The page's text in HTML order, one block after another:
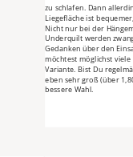
zu schlafen. Dann
Liegefläche ist
Nicht nur bei der
Underquilt werden
Gedanken über den
möchtest möglichst
Variante. Bist Du
eben sehr groß (über
bessere Wahl.